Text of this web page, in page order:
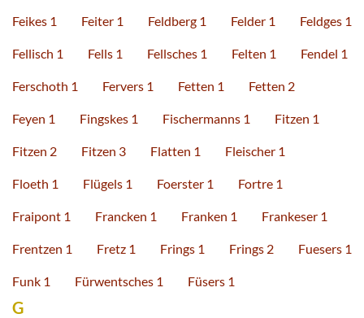
Feikes 1 Feiter 1 Feldberg 1 Felder 1 Feldges 1
Fellisch 1 Fells 1 Fellsches 1 Felten 1 Fendel 1
Ferschoth 1 Fervers 1 Fetten 1 Fetten 2
Feyen 1 Fingskes 1 Fischermanns 1 Fitzen 1
Fitzen 2 Fitzen 3 Flatten 1 Fleischer 1
Floeth 1 Flügels 1 Foerster 1 Fortre 1
Fraipont 1 Francken 1 Franken 1 Frankeser 1
Frentzen 1 Fretz 1 Frings 1 Frings 2 Fuesers 1
Funk 1 Fürwentsches 1 Füsers 1
G